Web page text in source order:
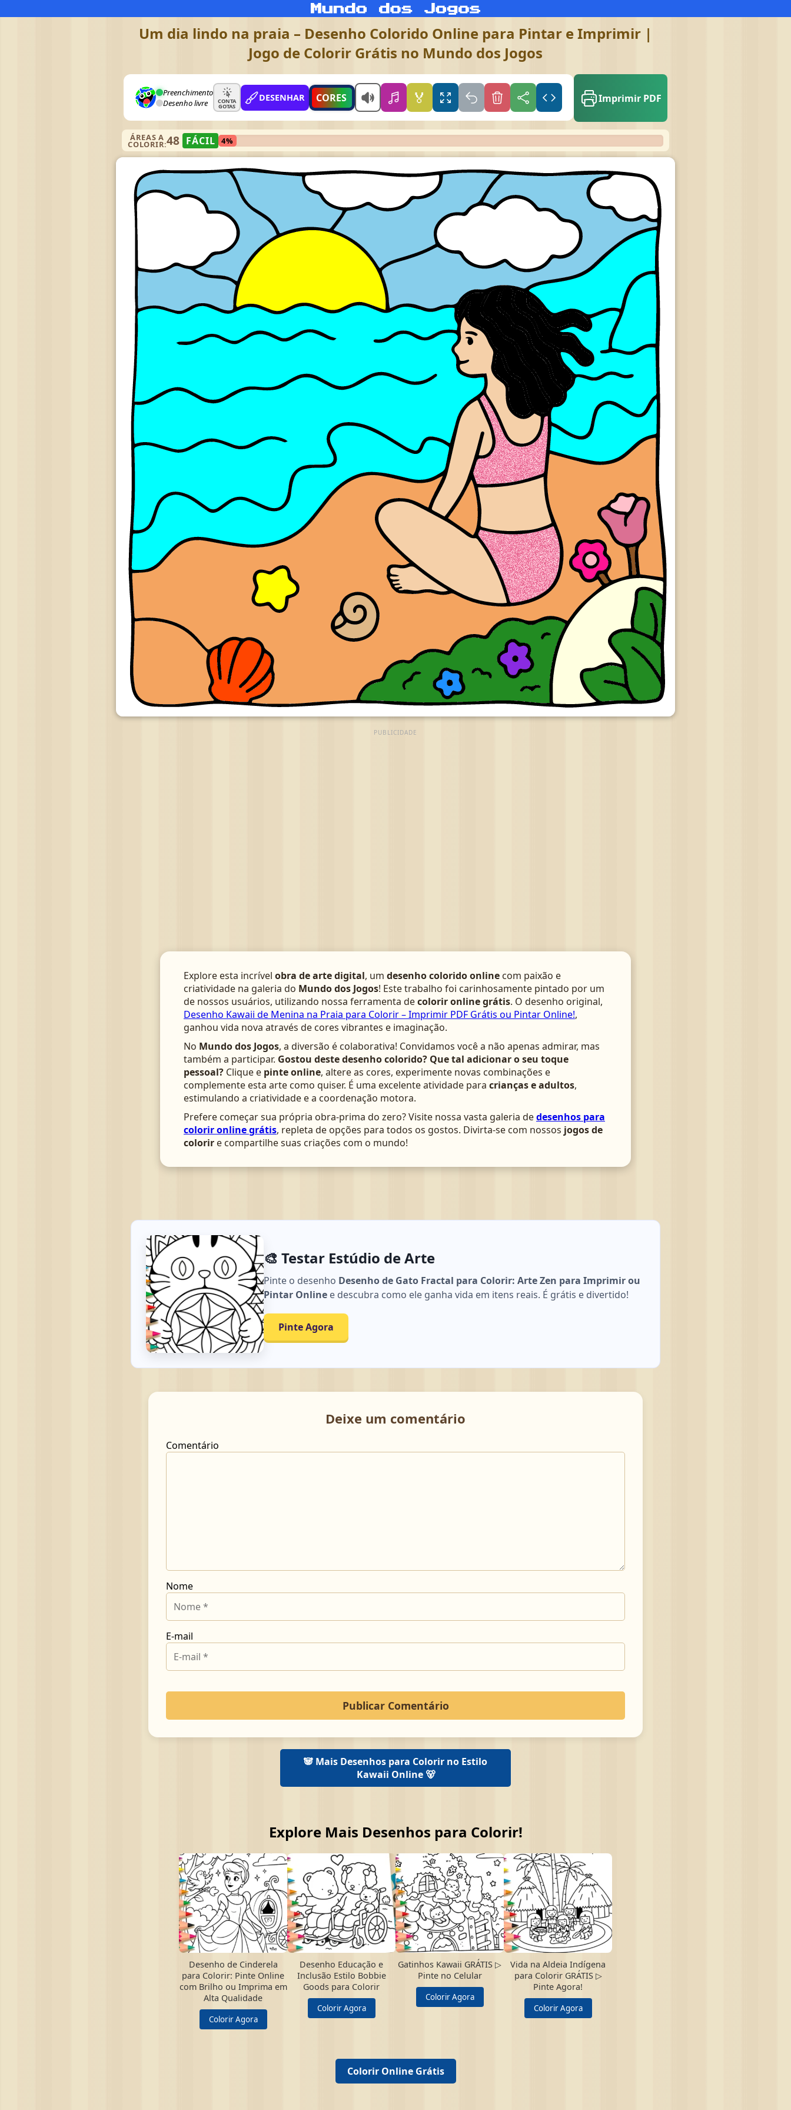
Um dia lindo na praia – Desenho Colorido Online para Pintar e Imprimir |
Jogo de Colorir Grátis no Mundo dos Jogos
Preenchimento
Desenho livre
CONTA
GOTAS
DESENHAR CORES 🏅 Imprimir PDF
ÁREAS A
COLORIR:48 FÁCIL 4%
PUBLICIDADE
Explore esta incrível obra de arte digital, um desenho colorido online com paixão e
criatividade na galeria do Mundo dos Jogos! Este trabalho foi carinhosamente pintado por um
de nossos usuários, utilizando nossa ferramenta decolorir online grátis. O desenho original,
Desenho Kawaii de Menina na Praia para Colorir – Imprimir PDF Grátis ou Pintar Online!,
ganhou vida nova através de cores vibrantes e imaginação.
No Mundo dos Jogos, a diversão é colaborativa! Convidamos você a não apenas admirar, mas
também a participar. Gostou deste desenho colorido? Que tal adicionar o seu toque
pessoal? Clique e pinte online, altere as cores, experimente novas combinações e
complemente esta arte como quiser. É uma excelente atividade para crianças e adultos,
estimulando a criatividade e a coordenação motora.
Prefere começar sua própria obra-prima do zero? Visite nossa vasta galeria dedesenhos para
colorir online grátis, repleta de opções para todos os gostos. Divirta-se com nossos jogos de
colorir e compartilhe suas criações com o mundo!
🎨 Testar Estúdio de Arte
Pinte o desenho Desenho de Gato Fractal para Colorir: Arte Zen para Imprimir ou
Pintar Online e descubra como ele ganha vida em itens reais. É grátis e divertido!
Pinte Agora
Deixe um comentário
Comentário
Nome
E-mail
🐼 Mais Desenhos para Colorir no Estilo
Kawaii Online 🐻
Explore Mais Desenhos para Colorir!
Desenho de Cinderela
para Colorir: Pinte Online
com Brilho ou Imprima em
Alta Qualidade
Colorir Agora
Desenho Educação e
Inclusão Estilo Bobbie
Goods para Colorir
Colorir Agora
Gatinhos Kawaii GRÁTIS ▷
Pinte no Celular
Colorir Agora
Vida na Aldeia Indígena
para Colorir GRÁTIS ▷
Pinte Agora!
Colorir Agora
Colorir Online Grátis